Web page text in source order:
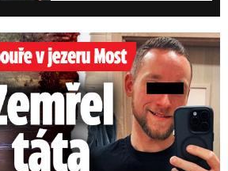
Zemřel táta Dominik (†28)